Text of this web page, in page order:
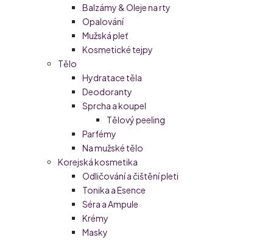
Balzámy & Oleje na rty
Opalování
Mužská pleť
Kosmetické tejpy
Tělo
Hydratace těla
Deodoranty
Sprcha a koupel
Tělový peeling
Parfémy
Na mužské tělo
Korejská kosmetika
Odličování a čištění pleti
Tonika a Esence
Séra a Ampule
Krémy
Masky